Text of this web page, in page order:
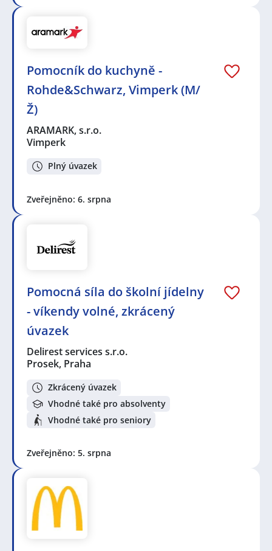
Pomocník do kuchyně -
Rohde&Schwarz, Vimperk (M/
Ž)
ARAMARK, s.r.o.
Vimperk
Plný úvazek
Zveřejněno: 6. srpna
Pomocná síla do školní jídelny
- víkendy volné, zkrácený
úvazek
Delirest services s.r.o.
Prosek, Praha
Zkrácený úvazek
Vhodné také pro absolventy
Vhodné také pro seniory
Zveřejněno: 5. srpna